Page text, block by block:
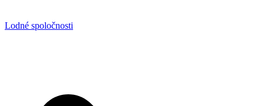
Lodné spoločnosti